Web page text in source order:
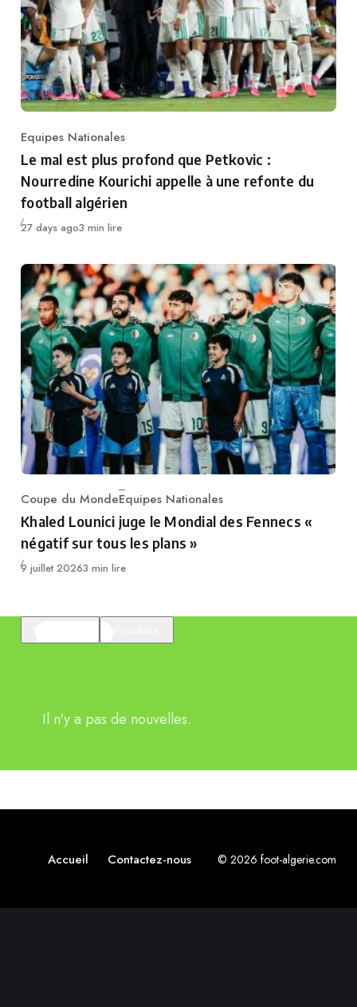
Category
Equipes Nationales
Le mal est plus profond que Petkovic :
Nourredine Kourichi appelle à une refonte du
football algérien
Publié
27 days ago3 min lire
Category
Coupe du MondeEquipes Nationales
Khaled Lounici juge le Mondial des Fennecs «
négatif sur tous les plans »
Publié
9 juillet 20263 min lire
Il n'y a pas de nouvelles.
Accueil Contactez-nous © 2026 foot-algerie.com